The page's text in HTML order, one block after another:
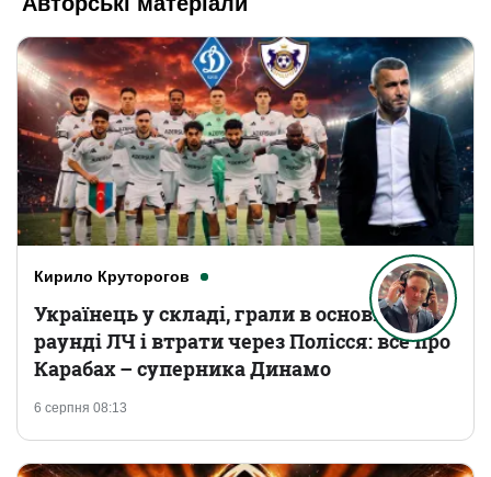
Кирило Круторогов
6 серпня 08:13
Українець у складі, грали в основному
раунді ЛЧ і втрати через Полісся: все про
Карабах – суперника Динамо